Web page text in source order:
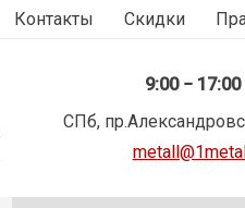
Контакты Скидки
9:00 −
СПб,